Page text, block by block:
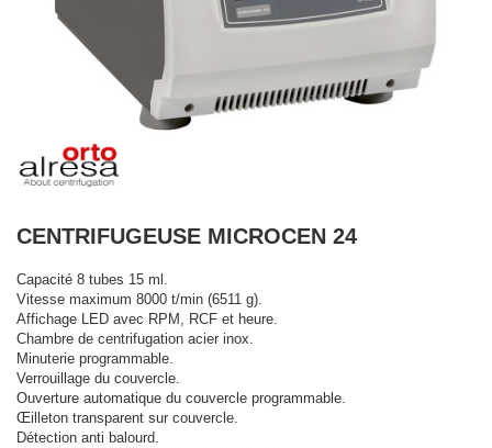
CENTRIFUGEUSE MICROCEN 24
Capacité 8 tubes 15 ml.
Vitesse maximum 8000 t/min (6511 g).
Affichage LED avec RPM, RCF et heure.
Chambre de centrifugation acier inox.
Minuterie programmable.
Verrouillage du couvercle.
Ouverture automatique du couvercle programmable.
Œilleton transparent sur couvercle.
Détection anti balourd.